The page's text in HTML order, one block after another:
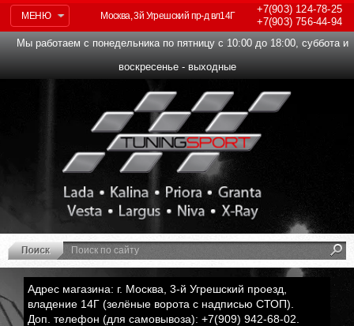
МЕНЮ
+7(903)124-78-25
+7(903)756-44-94
Москва, 3й Угрешский пр-д вл14Г
Мы работаем с понедельника по пятницу с 10:00 до 18:00, суббота и
воскресенье - выходные
Адрес магазина: г. Москва, 3-й Угрешский проезд,
владение 14Г (зелёные ворота с надписью СТОП).
Доп. телефон (для самовывоза): +7(909) 942-68-02.